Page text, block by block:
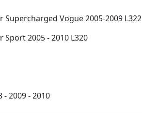
Supercharged Vogue 2005-2009 L322
Sport 2005 - 2010 L320
- 2009 - 2010